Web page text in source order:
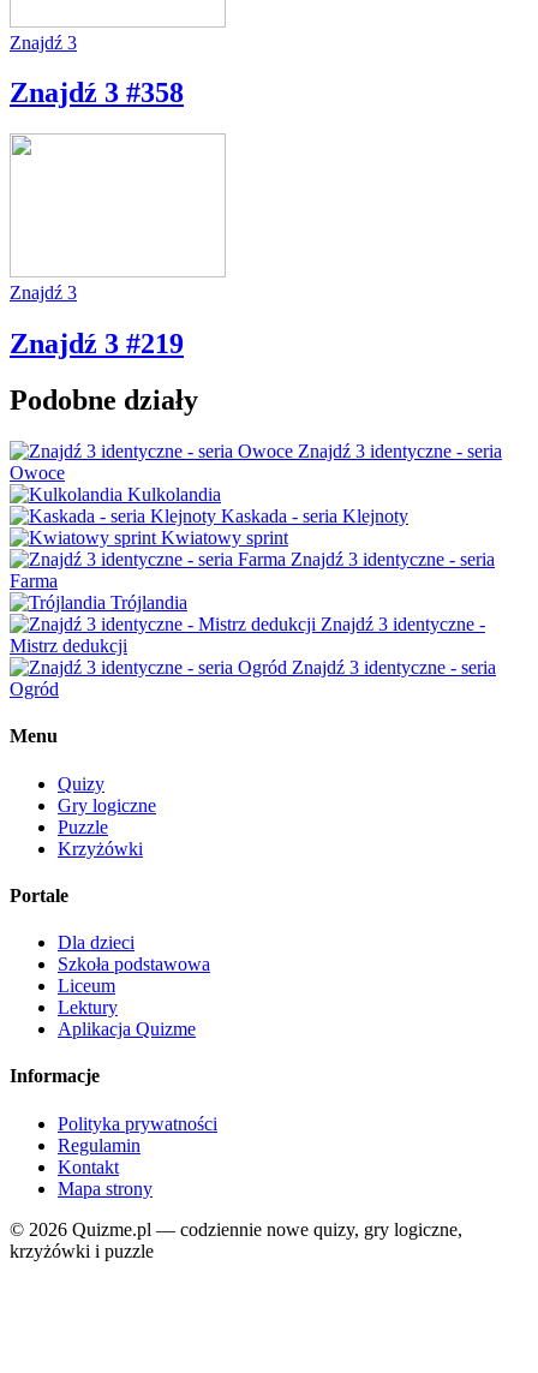
Znajdź 3
Znajdź 3 #358
Znajdź 3
Znajdź 3 #219
Podobne działy
Znajdź 3 identyczne - seria
Owoce
Kulkolandia
Kaskada - seria Klejnoty
Kwiatowy sprint
Znajdź 3 identyczne - seria
Farma
Trójlandia
Znajdź 3 identyczne -
Mistrz dedukcji
Znajdź 3 identyczne - seria
Ogród
Menu
Quizy
Gry logiczne
Puzzle
Krzyżówki
Portale
Dla dzieci
Szkoła podstawowa
Liceum
Lektury
Aplikacja Quizme
Informacje
Polityka prywatności
Regulamin
Kontakt
Mapa strony
© 2026 Quizme.pl — codziennie nowe quizy, gry logiczne,
krzyżówki i puzzle